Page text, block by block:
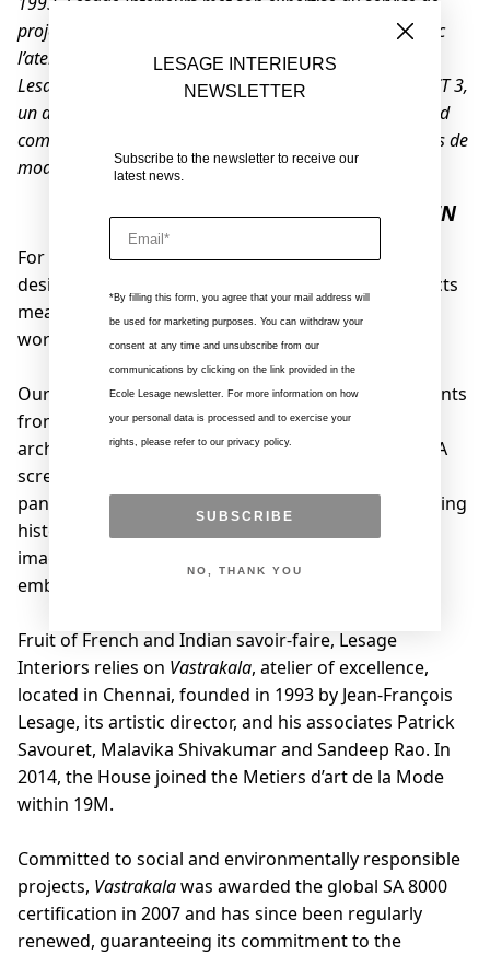
projets d’ameublement, réalisés main dans la main avec
l’atelier indien de
Vastrakala. Au cours des années 90,
Lesage se diversifie en développant un atelier textile. ACT 3,
un atelier de tissage dédié au travail particulier du tweed
complète l’écosystème de Lesage au service des Maisons de
mode et de décoration.
EN
For 30 years, our Company has imagined, invented,
designed and embroidered by hand, interior projects
meant for the historical, classical or contemporary
world of decorative arts.
Our teams work in close collaboration with our clients
from across the world: museums, decorators,
architects, designers, upholsterers and collectors. A
screen by a young contemporary designer, walls
panels for an ardent classicist architect, implementing
historical decors, each project is an occasion to
imagine different scales of embroidery entirely
embroidered by hand.
Fruit of French and Indian savoir-faire, Lesage
Interiors relies on Vastrakala, atelier of excellence,
located in Chennai, founded in 1993 by Jean-François
Lesage, its artistic director, and his associates Patrick
Savouret, Malavika Shivakumar and Sandeep Rao. In
2014, the House joined the Metiers d’art de la Mode
within 19M.
Committed to social and environmentally responsible
projects, Vastrakalawas awarded the global SA 8000
certification in 2007 and has since been regularly
renewed, guaranteeing its commitment to the
LESAGE INTERIEURS
NEWSLETTER
Subscribe to the newsletter to receive our
latest news.
Email
*By filling this form, you agree that your mail address will
be used for marketing purposes. You can withdraw your
consent at any time and unsubscribe from our
communications by clicking on the link provided in the
Ecole Lesage newsletter. For more information on how
your personal data is processed and to exercise your
rights, please refer to our privacy policy.
SUBSCRIBE
NO, THANK YOU